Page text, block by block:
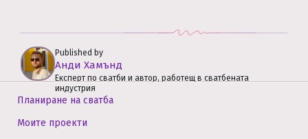
Published by
Анди Хамънд
Експерт по сватби и автор, работещ в сватбената
индустрия
Планиране на сватба
Моите проекти